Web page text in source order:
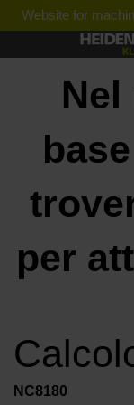
Website for
per
NC8180